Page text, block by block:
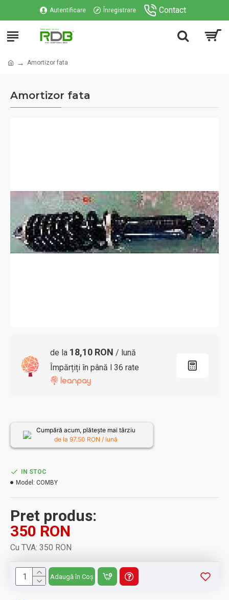
Autentificare Înregistrare Contact
Amortizor fata
Amortizor fata
de la 18,10 RON / lună
Împărțiți în până l 36 rate
Pret produs:
350 RON
Cu TVA: 350 RON
IN STOC
Model: COMBY
Adaugă în Coș
Cumpără acum, plătește mai târziu
de la 97.50 RON / lună